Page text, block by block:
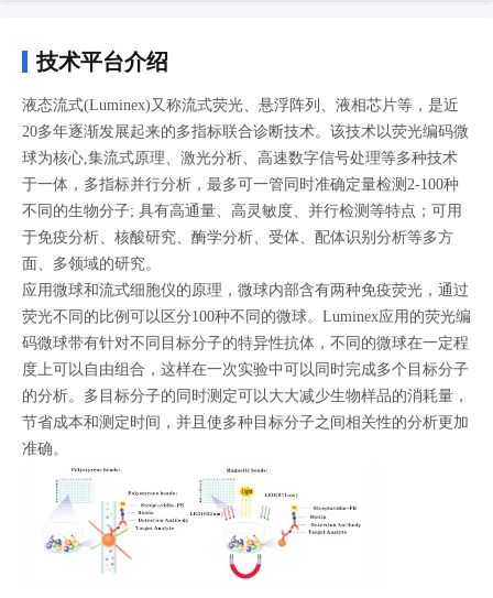
技术平台介绍
液态流式(Luminex)又称流式荧光、悬浮阵列、液相芯片等，是近
20多年逐渐发展起来的多指标联合诊断技术。该技术以荧光编码微
球为核心,集流式原理、激光分析、高速数字信号处理等多种技术
于一体，多指标并行分析，最多可一管同时准确定量检测2-100种
不同的生物分子; 具有高通量、高灵敏度、并行检测等特点；可用
于免疫分析、核酸研究、酶学分析、受体、配体识别分析等多方
面、多领域的研究。
应用微球和流式细胞仪的原理，微球内部含有两种免疫荧光，通过
荧光不同的比例可以区分100种不同的微球。Luminex应用的荧光编
码微球带有针对不同目标分子的特异性抗体，不同的微球在一定程
度上可以自由组合，这样在一次实验中可以同时完成多个目标分子
的分析。多目标分子的同时测定可以大大减少生物样品的消耗量，
节省成本和测定时间，并且使多种目标分子之间相关性的分析更加
准确。